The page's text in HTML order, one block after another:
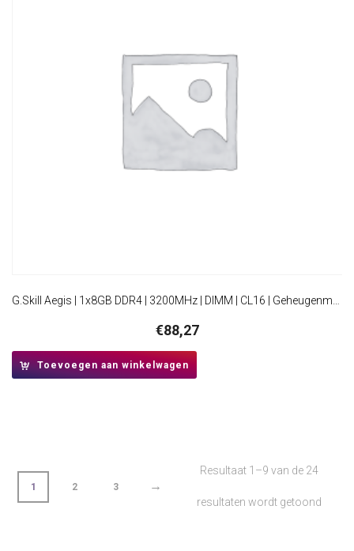
G.Skill Aegis | 1x8GB DDR4 | 3200MHz | DIMM | CL16 | Geheugenmodule | RAM
€88,27
Toevoegen aan winkelwagen
1 2 3 →
Resultaat 1–9 van de 24
resultaten wordt getoond